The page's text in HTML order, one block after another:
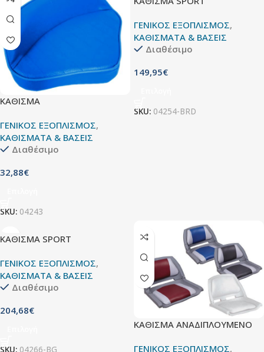
ΚΑΘΙΣΜΑ
ΓΕΝΙΚΟΣ ΕΞΟΠΛΙΣΜΟΣ,
ΚΑΘΙΣΜΑΤΑ & ΒΑΣΕΙΣ
Διαθέσιμο
32,88€
SKU: 04243
ΓΕΝΙΚΟΣ ΕΞΟΠΛΙΣΜΟΣ,
ΚΑΘΙΣΜΑΤΑ & ΒΑΣΕΙΣ
Διαθέσιμο
149,95€
SKU: 04254-BRD
ΚΑΘΙΣΜΑ SPORT
ΓΕΝΙΚΟΣ ΕΞΟΠΛΙΣΜΟΣ,
ΚΑΘΙΣΜΑΤΑ & ΒΑΣΕΙΣ
Διαθέσιμο
204,68€
SKU: 04266-BG
ΚΑΘΙΣΜΑ ΑΝΑΔΙΠΛΟΥΜΕΝΟ
ΓΕΝΙΚΟΣ ΕΞΟΠΛΙΣΜΟΣ,